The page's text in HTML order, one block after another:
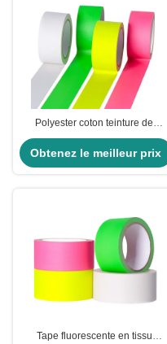
Polyester coton teinture de
support de travail lourd plancher
de scène ruban adhésif
fluorescent et ruban adhésif de
Obtenez le meilleur prix
Tape fluorescente en tissu